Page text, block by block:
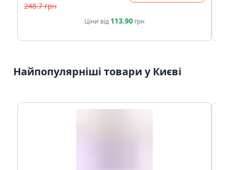
248.7 грн
Ціни від 113.90 грн
Найпопулярніші товари у Києві